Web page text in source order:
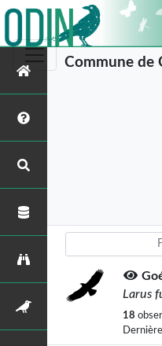
Commune de
Larus
18